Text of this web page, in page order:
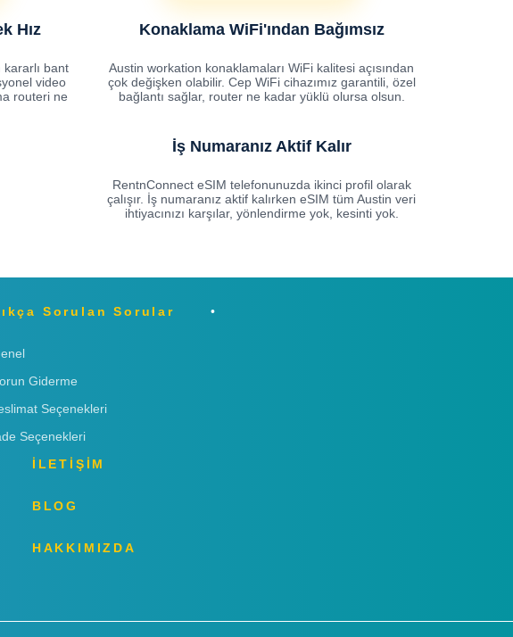
Hız
bant
video
routeri ne
Konaklama WiFi'ından Bağımsız
Austin workation konaklamaları WiFi kalitesi açısından
çok değişken olabilir. Cep WiFi cihazımız garantili, özel
bağlantı sağlar, router ne kadar yüklü olursa olsun.
İş Numaranız Aktif Kalır
RentnConnect eSIM telefonunuzda ikinci profil olarak
çalışır. İş numaranız aktif kalırken eSIM tüm Austin veri
ihtiyacınızı karşılar, yönlendirme yok, kesinti yok.
Sorulan Sorular
Giderme
Seçenekleri
Seçenekleri
İLETİŞİM
BLOG
HAKKIMIZDA